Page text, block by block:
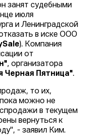
занят судебными
июля
и Ленинградской
в иске ООО
). Компания
от
, организатора
Черная Пятница".
то их,
пока можно не
в текущем
вернуться к
- заявил Ким.